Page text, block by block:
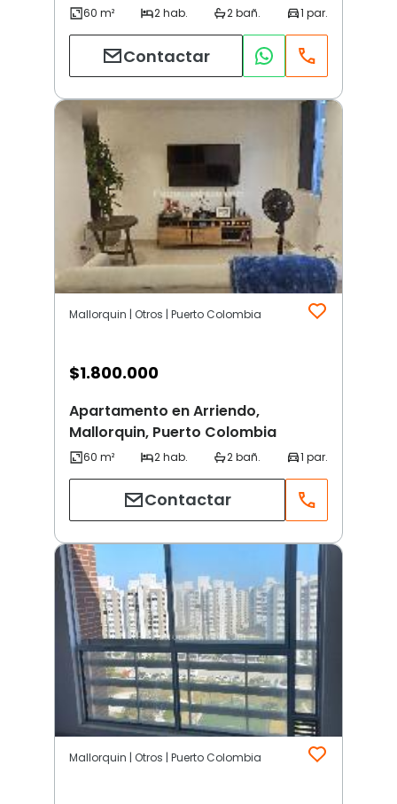
Contactar
Mallorquin | Otros | Puerto Colombia
$1.800.000
Apartamento en Arriendo,
Mallorquin, Puerto Colombia
Contactar
Mallorquin | Otros | Puerto Colombia